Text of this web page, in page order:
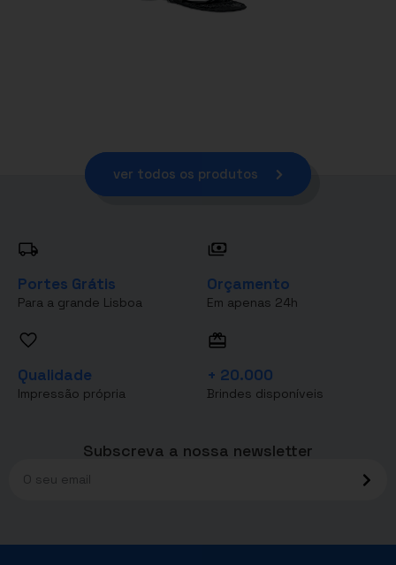
ver todos os produtos
Portes Grátis
Para a grande Lisboa
Orçamento
Em apenas 24h
Qualidade
Impressão própria
+ 20.000
Brindes disponíveis
Subscreva a nossa newsletter